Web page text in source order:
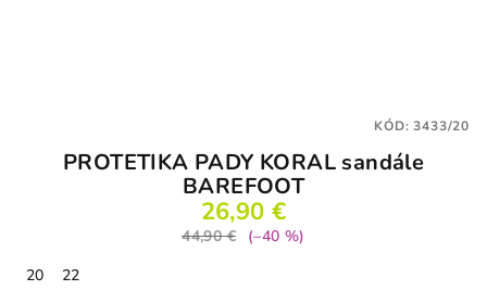
PROTETIKA PADY KORAL sandále
BAREFOOT
26,90 €
44,90 €
(–40 %)
20
22
KÓD:3433/20